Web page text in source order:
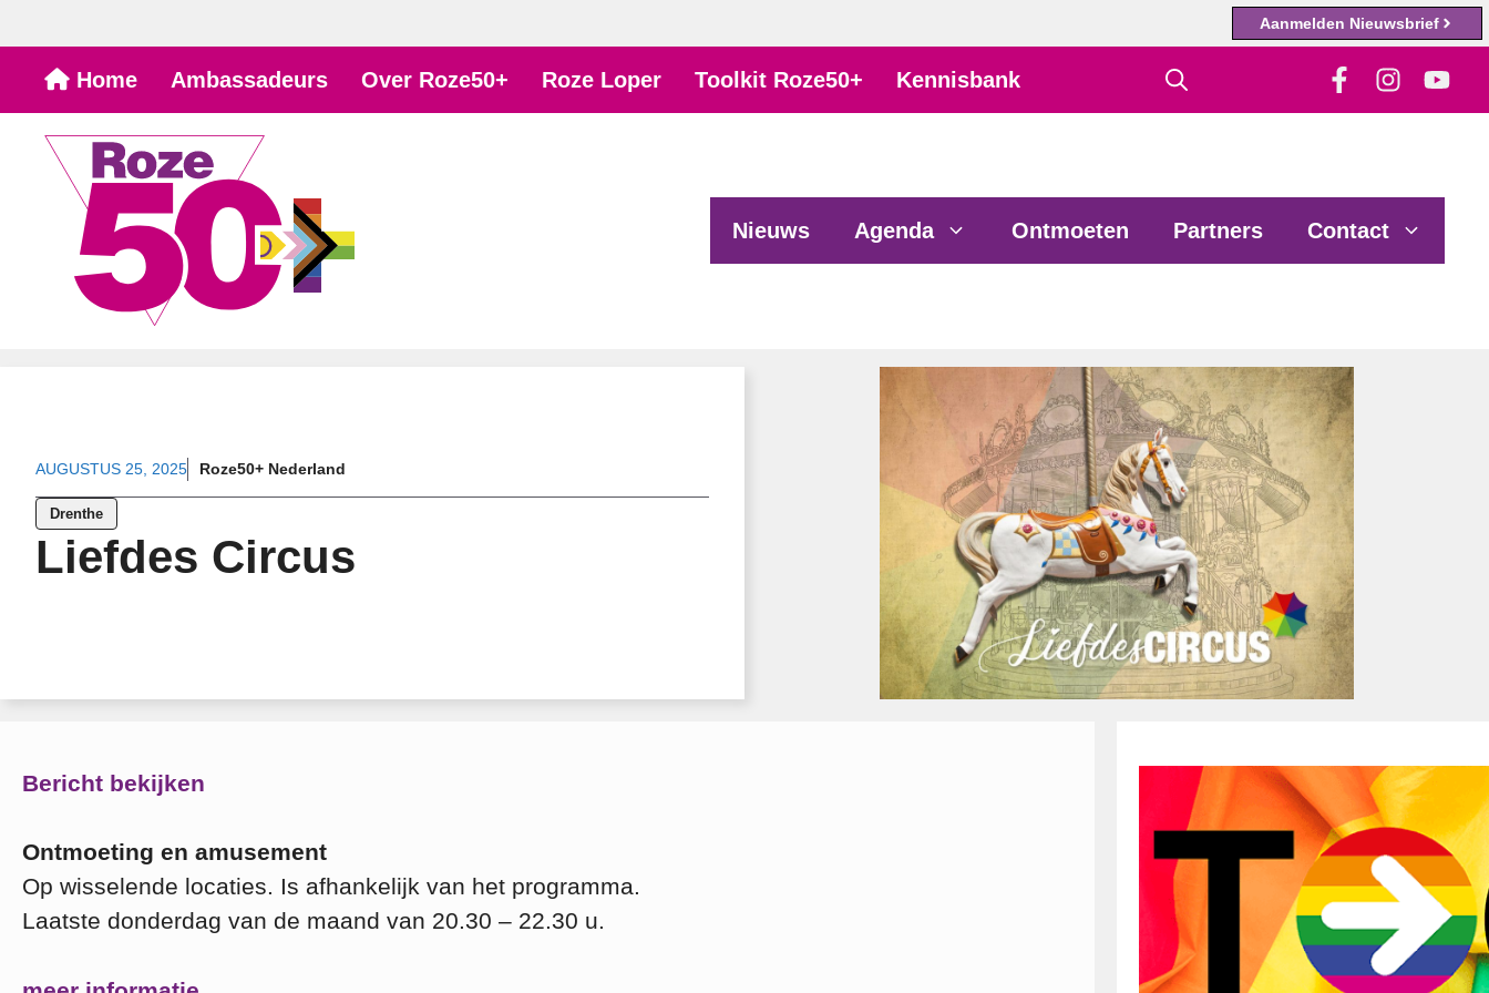
Aanmelden Nieuwsbrief
naar
inhoud
Home Ambassadeurs Over Roze50+ Roze Loper Toolkit Roze50+ Kennisbank
Nieuws Agenda Ontmoeten Partners Contact
AUGUSTUS 25, 2025 Roze50+ Nederland
Drenthe
Liefdes Circus
Bericht bekijken
Ontmoeting en amusement
Op wisselende locaties. Is afhankelijk van het programma.
Laatste donderdag van de maand van 20.30 – 22.30 u.